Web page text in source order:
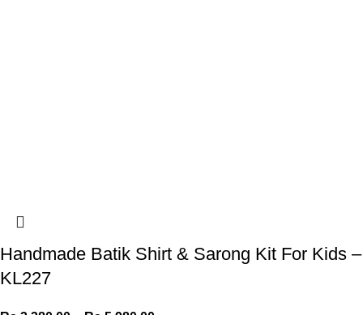
Handmade Batik Shirt & Sarong Kit For Kids –
KL227